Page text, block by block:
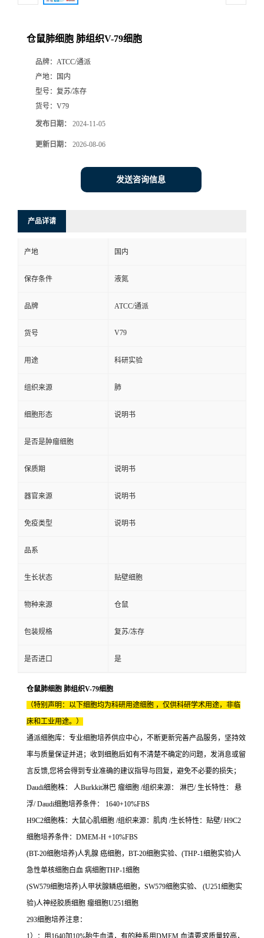
仓鼠肺细胞 肺组织V-79细胞
品牌： ATCC/通派
产地：
国内
型号： 复苏/冻存
货号： V79
发布日期： 2024-11-05
更新日期： 2026-08-06
发送咨询信息
产品详请
产地 国内
保存条件 液氮
品牌 ATCC/通派
货号 V79
用途 科研实验
组织来源 肺
细胞形态 说明书
是否是肿瘤细胞
保质期 说明书
器官来源 说明书
免疫类型 说明书
品系
生长状态 贴壁细胞
物种来源 仓鼠
包装规格 复苏/冻存
是否进口 是
仓鼠肺细胞 肺组织V-79细胞
（特别声明：以下细胞均为科研用途细胞 ，仅供科研学术用途，非临
床和工业用途。）
通派细胞库：专业细胞培养供应中心，不断更新完善产品服务，坚持效
率与质量保证并进；收到细胞后如有不清楚不确定的问题，发消息或留
言反馈,您将会得到专业准确的建议指导与回复，避免不必要的损失；
Daudi细胞株： 人Burkkit淋巴 瘤细胞 /组织来源： 淋巴/ 生长特性： 悬
浮/ Daudi细胞培养条件： 1640+10%FBS
H9C2细胞株：大鼠心肌细胞 /组织来源：肌肉 /生长特性：贴壁/ H9C2
细胞培养条件：DMEM-H +10%FBS
(BT-20细胞培养)人乳腺 癌细胞，BT-20细胞实验、(THP-1细胞实验)人
急性单核细胞白血 病细胞THP-1细胞
(SW579细胞培养)人甲状腺鳞癌细胞，SW579细胞实验、 (U251细胞实
验)人神经胶质细胞 瘤细胞U251细胞
293细胞培养注意：
1）：用1640加10%胎牛血清，有的种系用DMEM.血清要求质量较高，